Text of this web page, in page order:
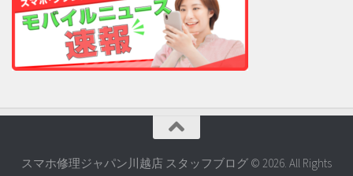
スマホ修理ジャパン川越店 スタッフブログ © 2026. All Rights